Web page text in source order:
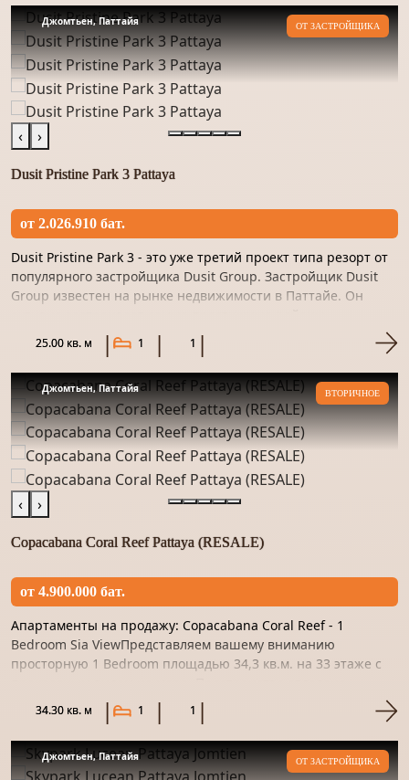
Джомтьен, Паттайя ОТ ЗАСТРОЙЩИКА
‹ ›
Dusit Pristine Park 3 Pattaya
от 2.026.910 бат.
Dusit Pristine Park 3 - это уже третий проект типа резорт от
популярного застройщика Dusit Group. Застройщик Dusit
Group известен на рынке недвижимости в Паттайе. Он
25.00 кв. м 1 1
Джомтьен, Паттайя ВТОРИЧНОЕ
‹ ›
Copacabana Coral Reef Pattaya (RESALE)
от 4.900.000 бат.
Апартаменты на продажу: Copacabana Coral Reef - 1
Bedroom Sia ViewПредставляем вашему вниманию
просторную 1 Bedroom площадью 34,3 кв.м. на 33 этаже с
качественным материало...
34.30 кв. м 1 1
Джомтьен, Паттайя ОТ ЗАСТРОЙЩИКА